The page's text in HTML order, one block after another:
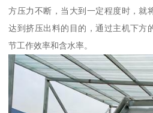
方压力不断，当大到一定程度时，就
达到挤压出料的目的，通过主机下方
节工作效率和含水率。